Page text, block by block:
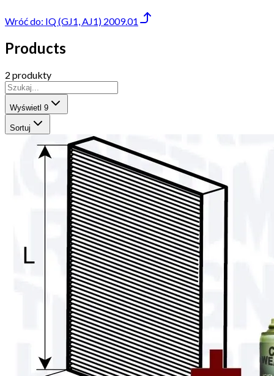
Wróć do: IQ (GJ1, AJ1) 2009.01
Products
2 produkty
Wyświetl 9
Sortuj